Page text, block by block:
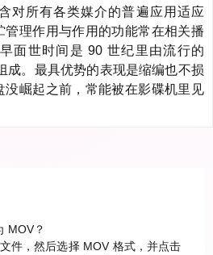
对所有各类媒介的普遍应用适应
管理作用与作用的功能常在相关播
面世时间是 90 世纪里由流行的
成。最具优势的表现是缩编也不损
没崛起之前，常能被在影碟机里见
MOV？
件，然后选择 MOV 格式，并点击